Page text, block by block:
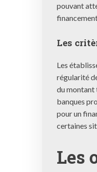
pouvant
Les
Les
régularité
du montant
banques
pour un
certaines
Les